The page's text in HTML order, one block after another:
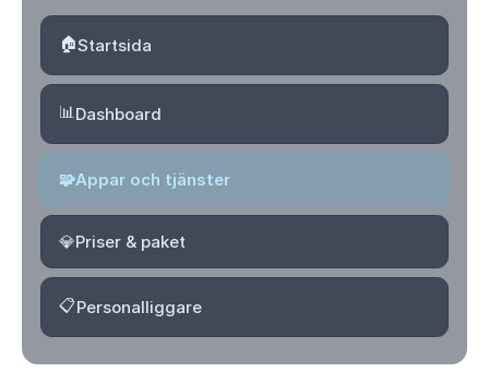
🏠Startsida
📊 Dashboard
🧩Appar och tjänster
💎Priser & paket
📋Personalliggare